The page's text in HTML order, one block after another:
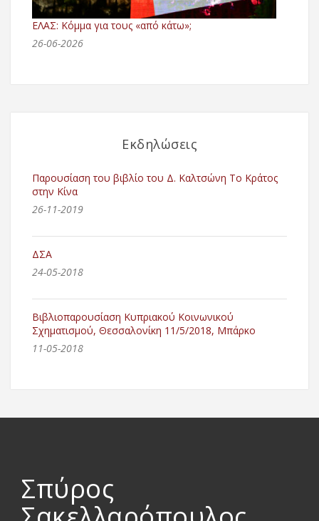
ΕΛΑΣ: Κόμμα για τους «από κάτω»;
26-06-2026
Εκδηλώσεις
Παρουσίαση του βιβλίο του Δ. Καλτσώνη Το Κράτος
στην Κίνα
26-11-2019
ΔΣΑ
24-05-2018
Βιβλιοπαρουσίαση Κυπριακού Κοινωνικού
Σχηματισμού, Θεσσαλονίκη 11/5/2018, Μπάρκο
11-05-2018
Σπύρος